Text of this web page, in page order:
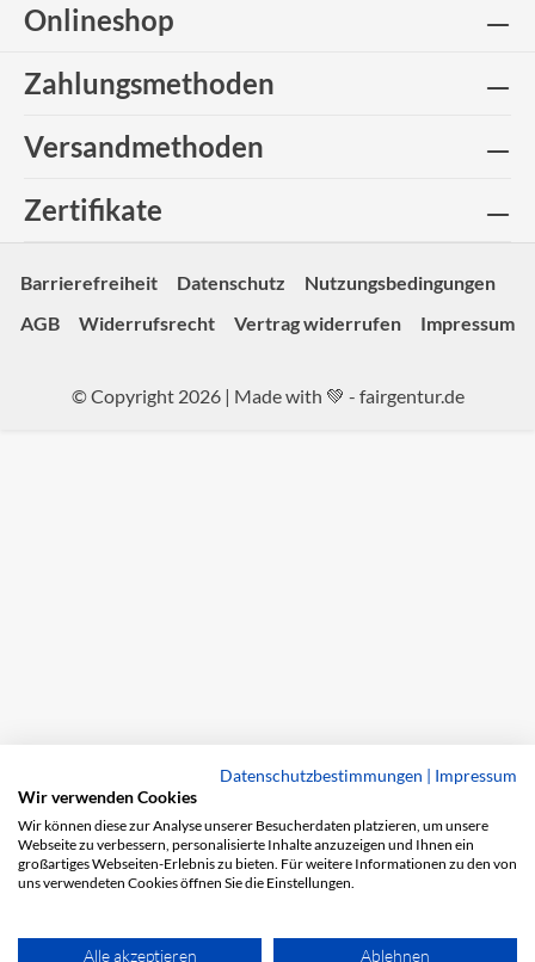
Onlineshop
Zahlungsmethoden
Versandmethoden
Zertifikate
Barrierefreiheit Datenschutz
Nutzungsbedingungen
AGB
Widerrufsrecht Vertrag widerrufen Impressum
© Copyright 2026 | Made with 💚 - fairgentur.de
Datenschutzbestimmungen | Impressum
Wir verwenden Cookies
Wir können diese zur Analyse unserer Besucherdaten platzieren, um unsere
Webseite zu verbessern, personalisierte Inhalte anzuzeigen und Ihnen ein
großartiges Webseiten-Erlebnis zu bieten. Für weitere Informationen zu den von
uns verwendeten Cookies öffnen Sie die Einstellungen.
Alle akzeptieren Ablehnen